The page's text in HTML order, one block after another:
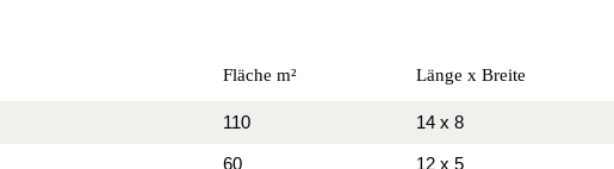
Fläche m² Länge x Breite
110 14 x 8
60 12 x 5